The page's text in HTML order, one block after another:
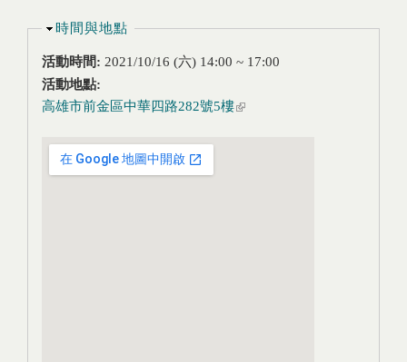
隱藏
時間與地點
活動時間: 2021/10/16 (六) 14:00 ~ 17:00
活動地點:
高雄市前金區中華四路282號5樓(link is external)